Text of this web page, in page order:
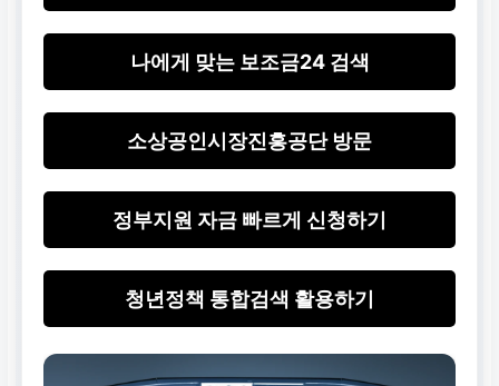
나에게 맞는 보조금24 검색
소상공인시장진흥공단 방문
정부지원 자금 빠르게 신청하기
청년정책 통합검색 활용하기